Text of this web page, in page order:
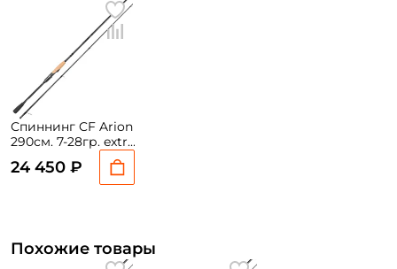
Спиннинг CF Arion
290см. 7-28гр. extra
24 450 ₽
Похожие товары